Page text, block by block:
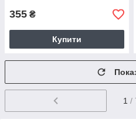
355 ₴
Купити
1 /